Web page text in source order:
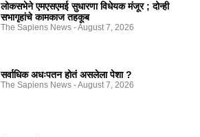
लोकसभेने एमएसएमई सुधारणा विधेयक मंजूर ; दोन्ही
सभागृहांचे कामकाज तहकूब
The Sapiens News August 7, 2026
सर्वाधिक अधःपतन होतं असलेला पेशा ?
The Sapiens News August 7, 2026